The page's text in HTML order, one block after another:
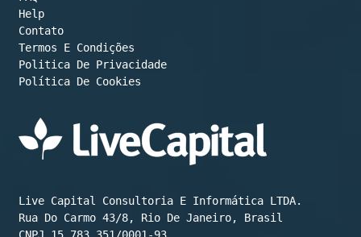
Help
Contato
Termos E Condições
Política De Cookies
Live Capital Consultoria E Informática LTDA.
Rua Do Carmo 43/8, Rio De Janeiro, Brasil
CNPJ 15.783.351/0001-93